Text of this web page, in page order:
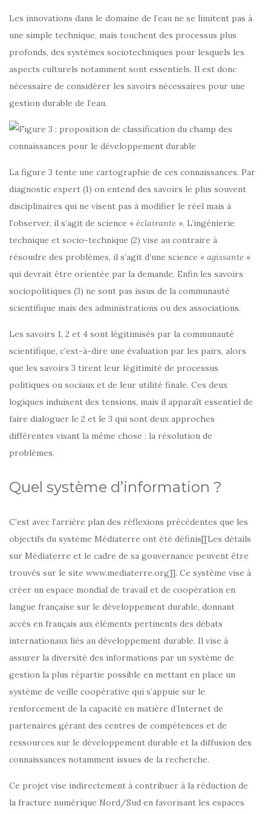
Les innovations dans le domaine de l’eau ne se limitent pas à
une simple technique, mais touchent des processus plus
profonds, des systèmes sociotechniques pour lesquels les
aspects culturels notamment sont essentiels. Il est donc
nécessaire de considérer les savoirs nécessaires pour une
gestion durable de l’eau.
La figure 3 tente une cartographie de ces connaissances. Par
diagnostic expert (1) on entend des savoirs le plus souvent
disciplinaires qui ne visent pas à modifier le réel mais à
l’observer, il s’agit de science « éclairante ». L’ingénierie
technique et socio-technique (2) vise au contraire à
résoudre des problèmes, il s’agit d’une science « agissante »
qui devrait être orientée par la demande. Enfin les savoirs
sociopolitiques (3) ne sont pas issus de la communauté
scientifique mais des administrations ou des associations.
Les savoirs 1, 2 et 4 sont légitimisés par la communauté
scientifique, c’est-à-dire une évaluation par les pairs, alors
que les savoirs 3 tirent leur légitimité de processus
politiques ou sociaux et de leur utilité finale. Ces deux
logiques induisent des tensions, mais il apparaît essentiel de
faire dialoguer le 2 et le 3 qui sont deux approches
différentes visant la même chose : la résolution de
problèmes.
Quel système d’information ?
C’est avec l’arrière plan des réflexions précédentes que les
objectifs du système Médiaterre ont été définis[[Les détails
sur Médiaterre et le cadre de sa gouvernance peuvent être
trouvés sur le site www.mediaterre.org]]. Ce système vise à
créer un espace mondial de travail et de coopération en
langue française sur le développement durable, donnant
accès en français aux éléments pertinents des débats
internationaux liés au développement durable. Il vise à
assurer la diversité des informations par un système de
gestion la plus répartie possible en mettant en place un
système de veille coopérative qui s’appuie sur le
renforcement de la capacité en matière d’Internet de
partenaires gérant des centres de compétences et de
ressources sur le développement durable et la diffusion des
connaissances notamment issues de la recherche.
Ce projet vise indirectement à contribuer à la réduction de
la fracture numérique Nord/Sud en favorisant les espaces